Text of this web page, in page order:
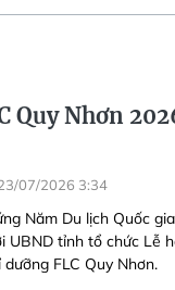
Quy Nhơn
07/2026 3:34
Năm Du lịch Quốc
UBND tỉnh tổ chức Lễ
FLC Quy Nhơn.